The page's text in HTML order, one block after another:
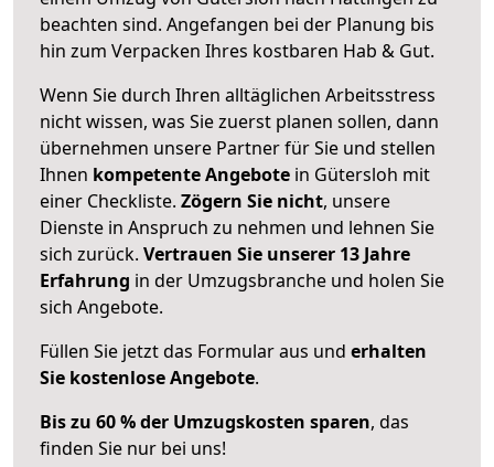
beachten sind. Angefangen bei der Planung bis
hin zum Verpacken Ihres kostbaren Hab & Gut.
Wenn Sie durch Ihren alltäglichen Arbeitsstress
nicht wissen, was Sie zuerst planen sollen, dann
übernehmen unsere Partner für Sie und stellen
Ihnen kompetente Angebote in Gütersloh mit
einer Checkliste. Zögern Sie nicht, unsere
Dienste in Anspruch zu nehmen und lehnen Sie
sich zurück. Vertrauen Sie unserer 13 Jahre
Erfahrung in der Umzugsbranche und holen Sie
sich Angebote.
Füllen Sie jetzt das Formular aus und erhalten
Sie kostenlose Angebote.
Bis zu 60 % der Umzugskosten sparen, das
finden Sie nur bei uns!